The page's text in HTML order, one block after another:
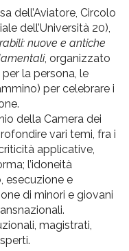
dell’Aviatore, Circolo
dell’Università 20),
nuove e antiche
, organizzato
la persona, le
per celebrare i
della Camera dei
vari temi, fra i
applicative,
l’idoneità
esecuzione e
di minori e giovani
magistrati,